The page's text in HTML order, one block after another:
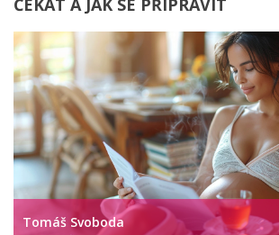
ČEKAT A JAK SE PŘIPRAVIT
Tomáš Svoboda